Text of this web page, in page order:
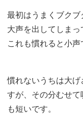
最初はうまくブク
大声を出してしまっ
これも慣れると小声
慣れないうちは大
すが、その分むせ
も短いです。